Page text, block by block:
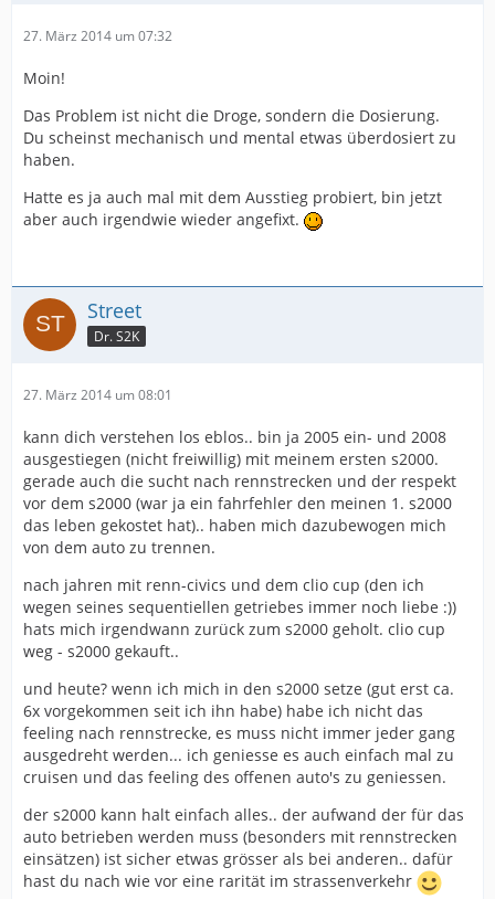
27. März 2014 um 07:32
Moin!
Das Problem ist nicht die Droge, sondern die Dosierung.
Du scheinst mechanisch und mental etwas überdosiert zu
haben.
Hatte es ja auch mal mit dem Ausstieg probiert, bin jetzt
aber auch irgendwie wieder angefixt.
Street
Dr. S2K
27. März 2014 um 08:01
kann dich verstehen los eblos.. bin ja 2005 ein- und 2008
ausgestiegen (nicht freiwillig) mit meinem ersten s2000.
gerade auch die sucht nach rennstrecken und der respekt
vor dem s2000 (war ja ein fahrfehler den meinen 1. s2000
das leben gekostet hat).. haben mich dazubewogen mich
von dem auto zu trennen.
nach jahren mit renn-civics und dem clio cup (den ich
wegen seines sequentiellen getriebes immer noch liebe :))
hats mich irgendwann zurück zum s2000 geholt. clio cup
weg - s2000 gekauft..
und heute? wenn ich mich in den s2000 setze (gut erst ca.
6x vorgekommen seit ich ihn habe) habe ich nicht das
feeling nach rennstrecke, es muss nicht immer jeder gang
ausgedreht werden... ich geniesse es auch einfach mal zu
cruisen und das feeling des offenen auto's zu geniessen.
der s2000 kann halt einfach alles.. der aufwand der für das
auto betrieben werden muss (besonders mit rennstrecken
einsätzen) ist sicher etwas grösser als bei anderen.. dafür
hast du nach wie vor eine rarität im strassenverkehr